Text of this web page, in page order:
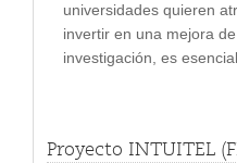
universidades quieren
invertir en una mejora
investigación, es
Proyecto INTUITEL